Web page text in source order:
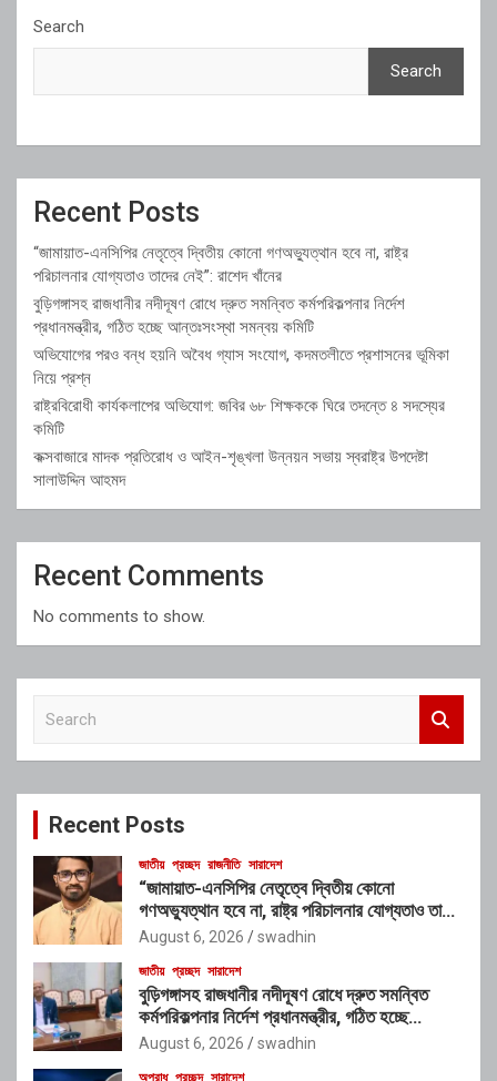
Search
Search
Recent Posts
“জামায়াত-এনসিপির নেতৃত্বে দ্বিতীয় কোনো গণঅভ্যুত্থান হবে না, রাষ্ট্র
পরিচালনার যোগ্যতাও তাদের নেই”: রাশেদ খাঁনের
বুড়িগঙ্গাসহ রাজধানীর নদীদূষণ রোধে দ্রুত সমন্বিত কর্মপরিকল্পনার নির্দেশ
প্রধানমন্ত্রীর, গঠিত হচ্ছে আন্তঃসংস্থা সমন্বয় কমিটি
অভিযোগের পরও বন্ধ হয়নি অবৈধ গ্যাস সংযোগ, কদমতলীতে প্রশাসনের ভূমিকা
নিয়ে প্রশ্ন
রাষ্ট্রবিরোধী কার্যকলাপের অভিযোগ: জবির ৬৮ শিক্ষককে ঘিরে তদন্তে ৪ সদস্যের
কমিটি
কক্সবাজারে মাদক প্রতিরোধ ও আইন-শৃঙ্খলা উন্নয়ন সভায় স্বরাষ্ট্র উপদেষ্টা
সালাউদ্দিন আহমদ
Recent Comments
No comments to show.
c
Recent Posts
জাতীয় প্রচ্ছদ রাজনীতি সারাদেশ
“জামায়াত-এনসিপির নেতৃত্বে দ্বিতীয় কোনো
গণঅভ্যুত্থান হবে না, রাষ্ট্র পরিচালনার যোগ্যতাও তাদের
নেই”: রাশেদ খাঁনের
August 6, 2026 swadhin
জাতীয় প্রচ্ছদ সারাদেশ
বুড়িগঙ্গাসহ রাজধানীর নদীদূষণ রোধে দ্রুত সমন্বিত
কর্মপরিকল্পনার নির্দেশ প্রধানমন্ত্রীর, গঠিত হচ্ছে
আন্তঃসংস্থা সমন্বয় কমিটি
August 6, 2026 swadhin
অপরাধ প্রচ্ছদ সারাদেশ